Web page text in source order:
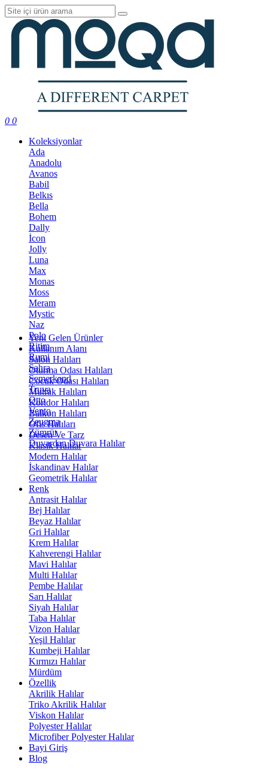
0 0
Koleksiyonlar
Ada
Anadolu
Avanos
Babil
Belkıs
Bella
Bohem
Dally
İcon
Jolly
Luna
Max
Monas
Moss
Meram
Mystic
Naz
Polo
Ritim
Rumi
Sahra
Semerkand
Truva
Otto
Vento
Zeugma
Zümrüt
Duvardan Duvara Halılar
Yeni Gelen Ürünler
Kullanım Alanı
Salon Halıları
Oturma Odası Halıları
Çocuk Odası Halıları
Mutfak Halıları
Koridor Halıları
Balkon Halıları
Ofis Halıları
Desen Ve Tarz
Klasik Halılar
Modern Halılar
İskandinav Halılar
Geometrik Halılar
Renk
Antrasit Halılar
Bej Halılar
Beyaz Halılar
Gri Halılar
Krem Halılar
Kahverengi Halılar
Mavi Halılar
Multi Halılar
Pembe Halılar
Sarı Halılar
Siyah Halılar
Taba Halılar
Vizon Halılar
Yeşil Halılar
Kumbeji Halılar
Kırmızı Halılar
Mürdüm
Özellik
Akrilik Halılar
Triko Akrilik Halılar
Viskon Halılar
Polyester Halılar
Microfiber Polyester Halılar
Bayi Giriş
Blog